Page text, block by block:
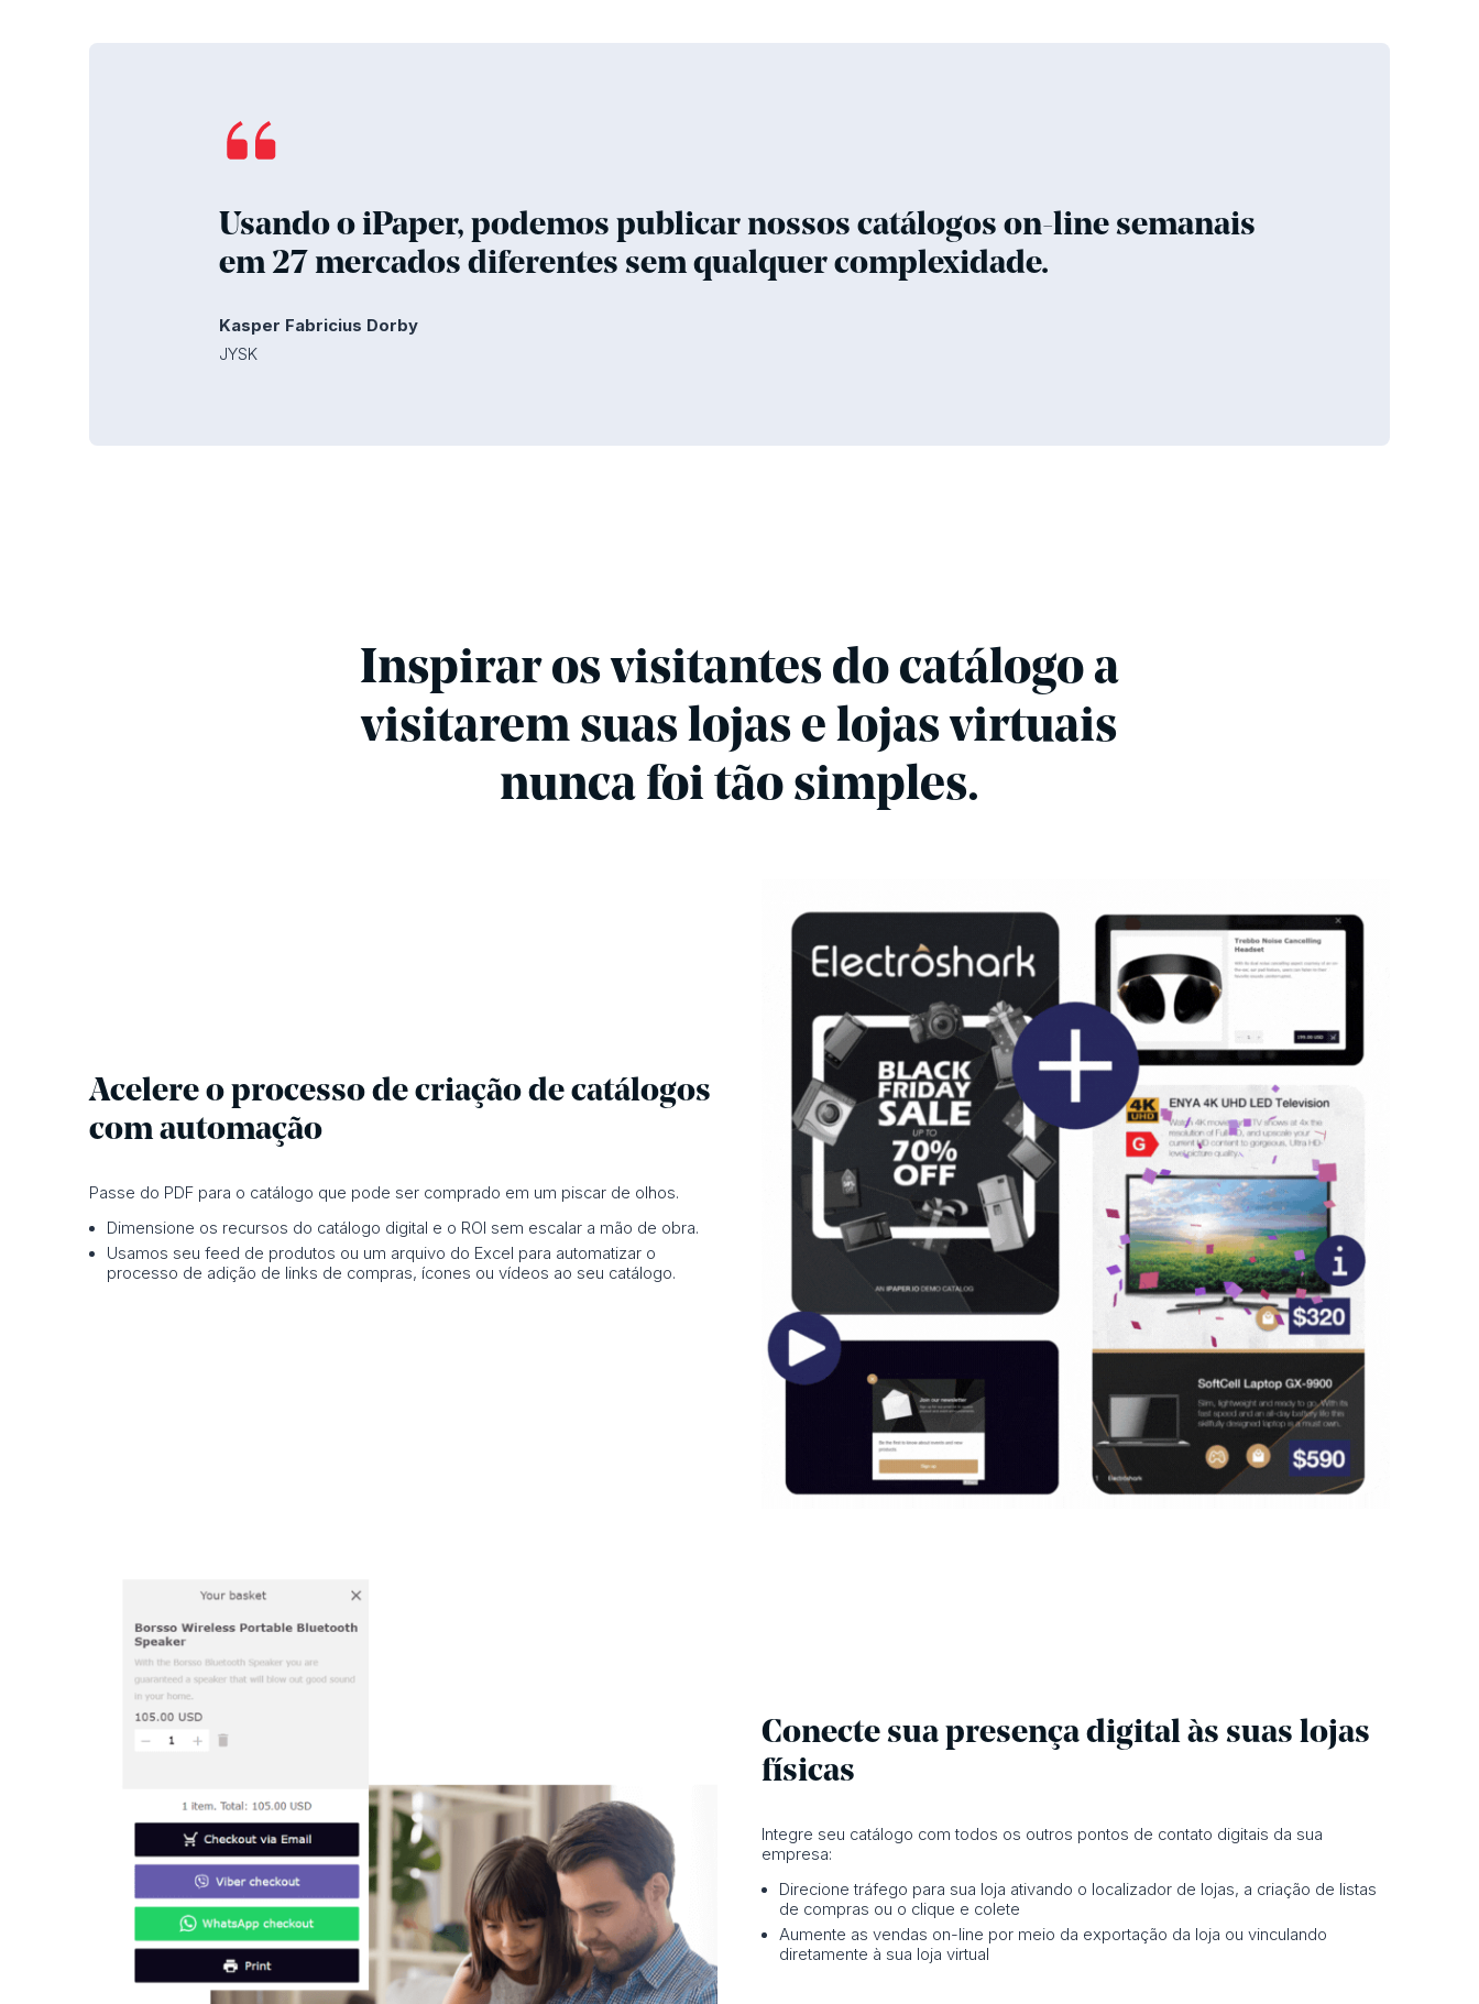
Usando o iPaper, podemos publicar nossos catálogos on-line semanais
em 27 mercados diferentes sem qualquer complexidade.
Kasper Fabricius Dorby
JYSK
Inspirar os visitantes do catálogo a
visitarem suas lojas e lojas virtuais
nunca foi tão simples.
Acelere o processo de criação de catálogos
com automação
Passe do PDF para o catálogo que pode ser comprado em um piscar de olhos.
Dimensione os recursos do catálogo digital e o ROI sem escalar a mão de obra.
Usamos seu feed de produtos ou um arquivo do Excel para automatizar o
processo de adição de links de compras, ícones ou vídeos ao seu catálogo.
Conecte sua presença digital às suas lojas
físicas
Integre seu catálogo com todos os outros pontos de contato digitais da sua
empresa:
Direcione tráfego para sua loja ativando o localizador de lojas, a criação de listas
de compras ou o clique e colete
Aumente as vendas on-line por meio da exportação da loja ou vinculando
diretamente à sua loja virtual